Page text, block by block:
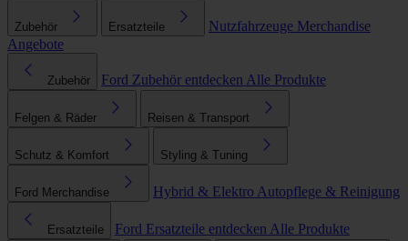
Zubehör Ersatzteile Nutzfahrzeuge Merchandise
Angebote
Zubehör Ford Zubehör entdecken Alle Produkte
Felgen & Räder Reisen & Transport
Schutz & Komfort Styling & Tuning
Ford Merchandise Hybrid & Elektro Autopflege & Reinigung
Ersatzteile Ford Ersatzteile entdecken Alle Produkte